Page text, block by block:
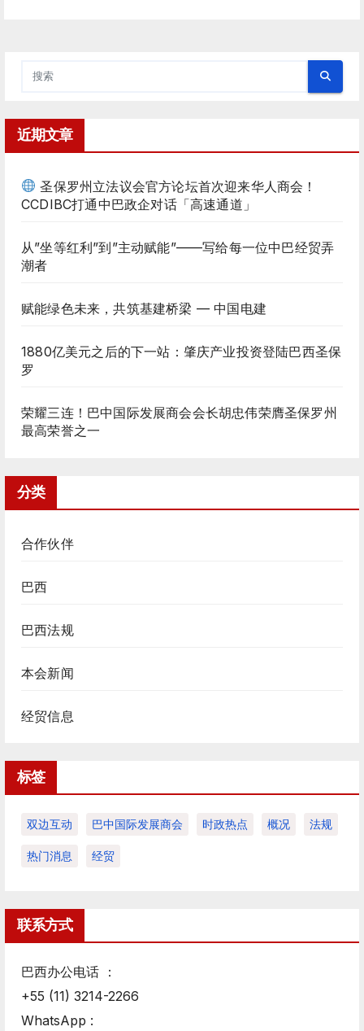
近期文章
圣保罗州立法议会官方论坛首次迎来华人商会！
CCDIBC打通中巴政企对话「高速通道」
从”坐等红利”到”主动赋能”——写给每一位中巴经贸弄
潮者
赋能绿色未来，共筑基建桥梁 — 中国电建
1880亿美元之后的下一站：肇庆产业投资登陆巴西圣保
罗
荣耀三连！巴中国际发展商会会长胡忠伟荣膺圣保罗州
最高荣誉之一
分类
合作伙伴
巴西
巴西法规
本会新闻
经贸信息
标签
双边互动 巴中国际发展商会 时政热点 概况 法规
热门消息 经贸
联系方式
巴西办公电话 ：
+55 (11) 3214-2266
WhatsApp :